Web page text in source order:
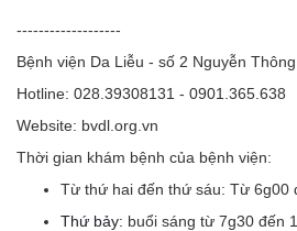
-------------------
Bệnh viện Da Liễu - số 2 Nguyễn
Hotline: 028.39308131 - 0901.365.638
Website: bvdl.org.vn
Thời gian khám bệnh của bệnh viện:
Từ thứ hai đến thứ sáu: Từ 6g00
Thứ bảy: buổi sáng từ 7g30 đến